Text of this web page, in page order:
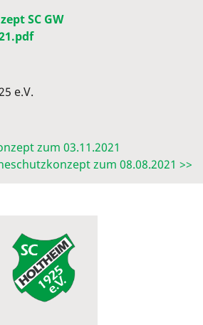
SC GW
e.V.
zum 03.11.2021
zum 08.08.2021 >>